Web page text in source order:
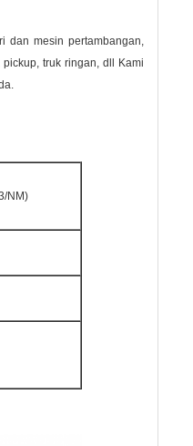
dan mesin pertambangan,
truk ringan, dll
Kami
NM)